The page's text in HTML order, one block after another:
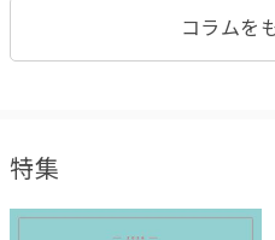
コラムを
特集